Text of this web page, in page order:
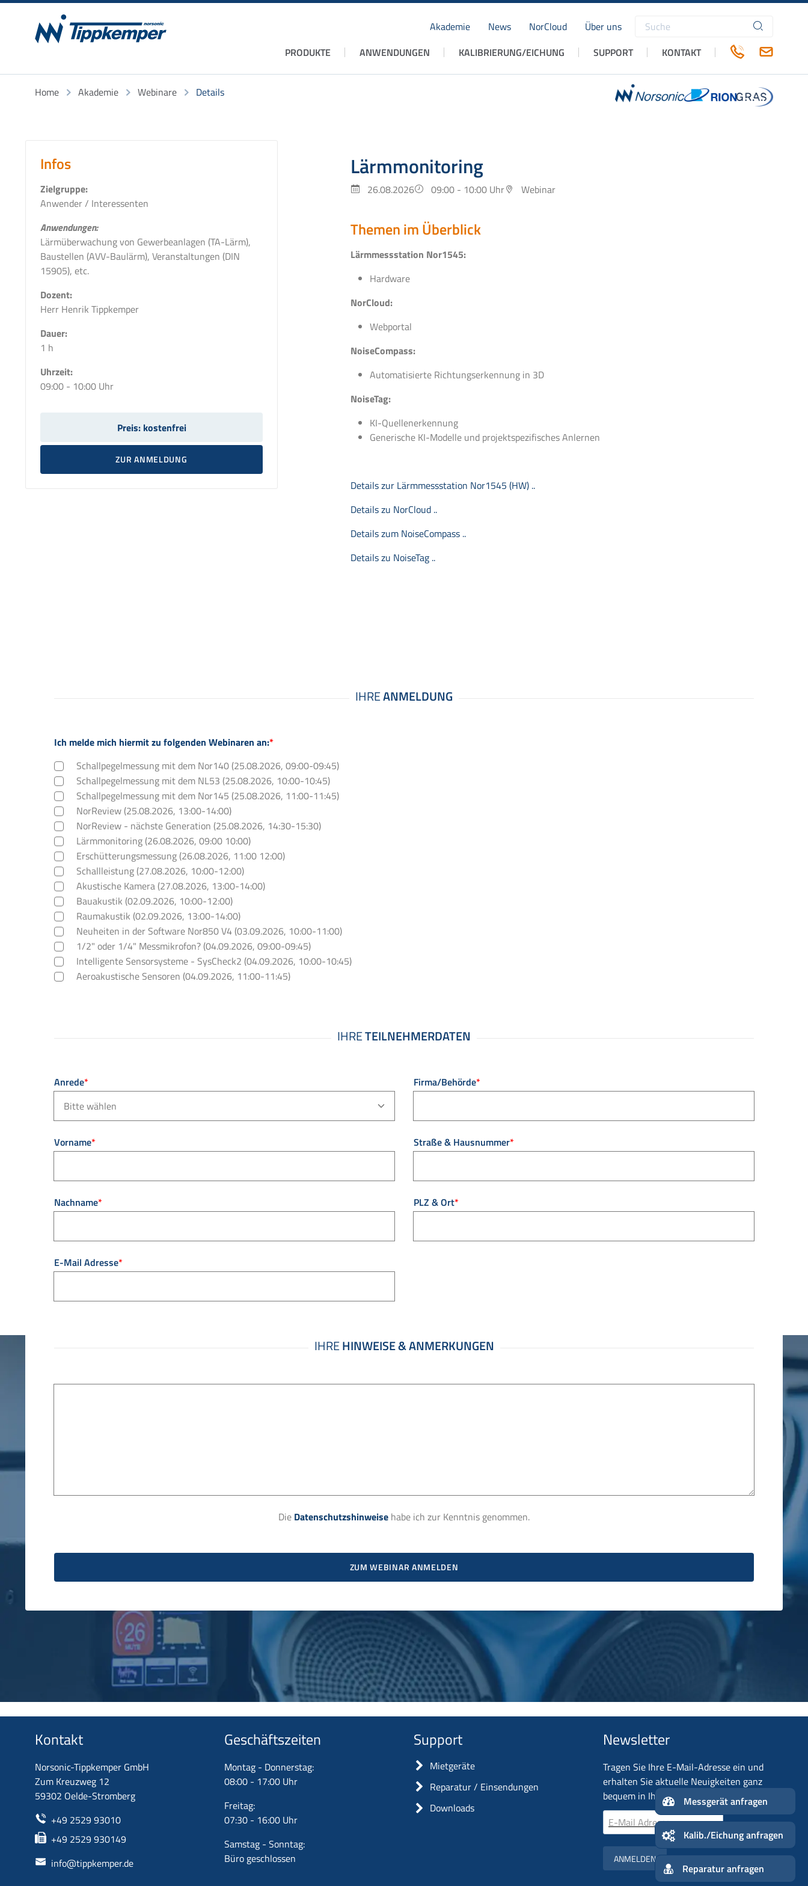
Akademie News NorCloud Über uns
Suchbegriffe
Navigation
PRODUKTE ANWENDUNGEN KALIBRIERUNG/EICHUNG SUPPORT KONTAKT
Home Akademie Webinare Details
Infos
Zielgruppe:
Anwender / Interessenten
Anwendungen:
Lärmüberwachung von Gewerbeanlagen (TA-Lärm),
Baustellen (AVV-Baulärm), Veranstaltungen (DIN
15905), etc.
Dozent:
Herr Henrik Tippkemper
Dauer:
1 h
Uhrzeit:
09:00 - 10:00 Uhr
Preis:kostenfrei
ZUR ANMELDUNG
Lärmmonitoring
26.08.2026 09:00 - 10:00 Uhr Webinar
Themen im Überblick
Lärmmessstation Nor1545:
Hardware
NorCloud:
Webportal
NoiseCompass:
Automatisierte Richtungserkennung in 3D
NoiseTag:
KI-Quellenerkennung
Generische KI-Modelle und projektspezifisches Anlernen
Details zur Lärmmessstation Nor1545 (HW) ..
Details zu NorCloud ..
Details zum NoiseCompass ..
Details zu NoiseTag ..
Pflichtfeld
Ich melde mich hiermit zu folgenden Webinaren an:*
Schallpegelmessung mit dem Nor140 (25.08.2026, 09:00-09:45)
Schallpegelmessung mit dem NL53 (25.08.2026, 10:00-10:45)
Schallpegelmessung mit dem Nor145 (25.08.2026, 11:00-11:45)
NorReview (25.08.2026, 13:00-14:00)
NorReview - nächste Generation (25.08.2026, 14:30-15:30)
Lärmmonitoring (26.08.2026, 09:00 10:00)
Erschütterungsmessung (26.08.2026, 11:00 12:00)
Schallleistung (27.08.2026, 10:00-12:00)
Akustische Kamera (27.08.2026, 13:00-14:00)
Bauakustik (02.09.2026, 10:00-12:00)
Raumakustik (02.09.2026, 13:00-14:00)
Neuheiten in der Software Nor850 V4 (03.09.2026, 10:00-11:00)
1/2" oder 1/4" Messmikrofon? (04.09.2026, 09:00-09:45)
Intelligente Sensorsysteme - SysCheck2 (04.09.2026, 10:00-10:45)
Aeroakustische Sensoren (04.09.2026, 11:00-11:45)
Pflichtfeld
Anrede*
Pflichtfeld
Vorname*
Pflichtfeld
Nachname*
Pflichtfeld
E-Mail Adresse*
Pflichtfeld
Firma/Behörde*
Pflichtfeld
Straße & Hausnummer*
Pflichtfeld
PLZ & Ort*
Die Datenschutzshinweise habe ich zur Kenntnis genommen.
ZUM WEBINAR ANMELDEN
Kontakt
Norsonic-Tippkemper GmbH
Zum Kreuzweg 12
59302 Oelde-Stromberg
+49 2529 93010
+49 2529 930149
info@tippkemper.de
Geschäftszeiten
Montag - Donnerstag:
08:00 - 17:00 Uhr
Freitag:
07:30 - 16:00 Uhr
Samstag - Sonntag:
Büro geschlossen
Support
Mietgeräte
Reparatur / Einsendungen
Downloads
Newsletter
Tragen Sie Ihre E-Mail-Adresse ein und
erhalten Sie aktuelle Neuigkeiten ganz
bequem in Ihr Postfach!
ANMELDEN
Kalib./
Reparatur anfragen